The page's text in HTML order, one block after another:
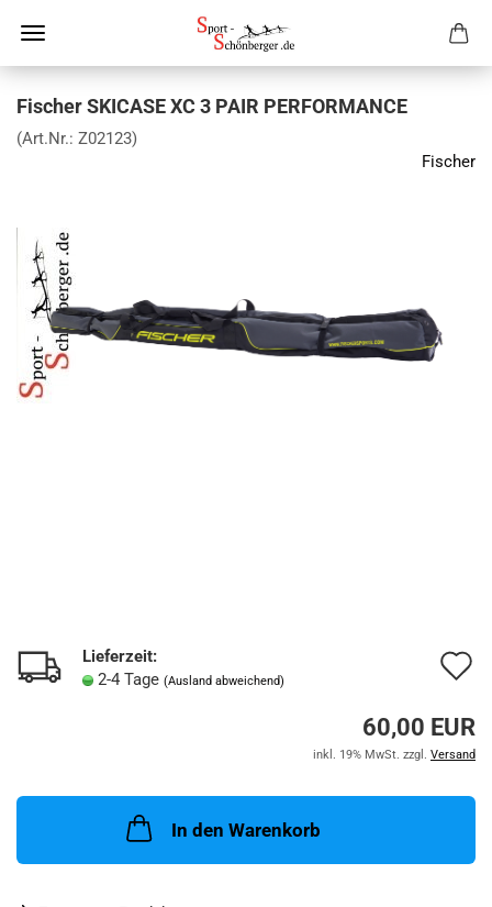
Fischer SKICASE XC 3 PAIR PERFORMANCE
(Art.Nr.: Z02123)
Fischer
Lieferzeit:
2-4 Tage (Ausland abweichend)
60,00 EUR
inkl. 19% MwSt. zzgl. Versand
In den Warenkorb